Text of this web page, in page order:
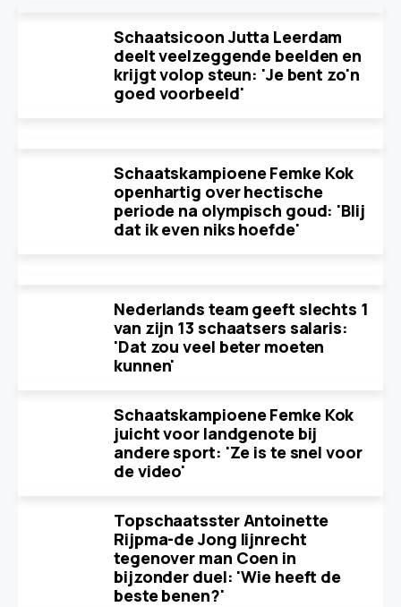
Schaatsicoon Jutta Leerdam
deelt veelzeggende beelden en
krijgt volop steun: 'Je bent zo'n
goed voorbeeld'
Schaatskampioene Femke Kok
openhartig over hectische
periode na olympisch goud: 'Blij
dat ik even niks hoefde'
Nederlands team geeft slechts 1
van zijn 13 schaatsers salaris:
'Dat zou veel beter moeten
kunnen'
Schaatskampioene Femke Kok
juicht voor landgenote bij
andere sport: 'Ze is te snel voor
de video'
Topschaatsster Antoinette
Rijpma-de Jong lijnrecht
tegenover man Coen in
bijzonder duel: 'Wie heeft de
beste benen?'